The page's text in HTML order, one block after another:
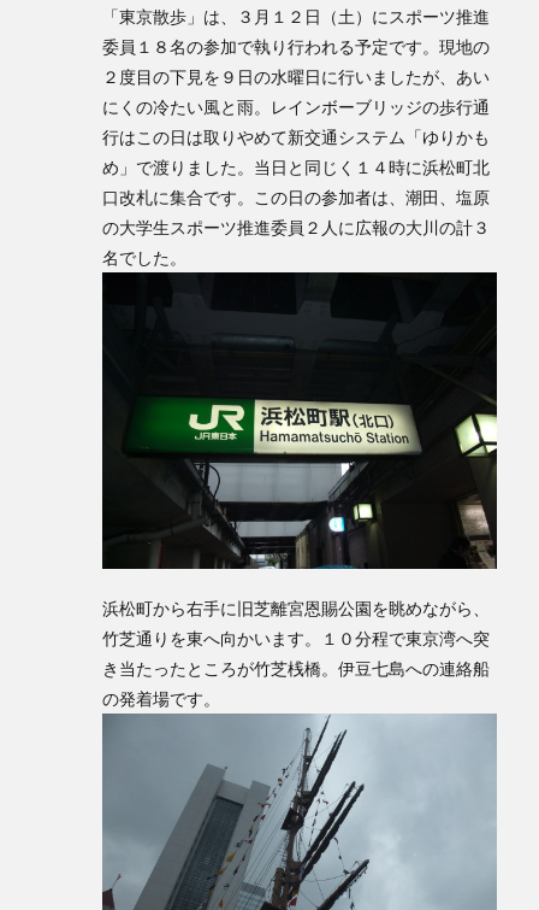
「東京散歩」は、３月１２日（土）にスポーツ推進
委員１８名の参加で執り行われる予定です。現地の
２度目の下見を９日の水曜日に行いましたが、あい
にくの冷たい風と雨。レインボーブリッジの歩行通
行はこの日は取りやめて新交通システム「ゆりかも
め」で渡りました。当日と同じく１４時に浜松町北
口改札に集合です。この日の参加者は、潮田、塩原
の大学生スポーツ推進委員２人に広報の大川の計３
名でした。
浜松町から右手に旧芝離宮恩賜公園を眺めながら、
竹芝通りを東へ向かいます。１０分程で東京湾へ突
き当たったところが竹芝桟橋。伊豆七島への連絡船
の発着場です。
検索